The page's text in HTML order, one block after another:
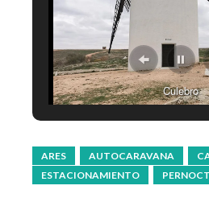
Culebro
ARES AUTOCARAVANA
ESTACIONAMIENTO